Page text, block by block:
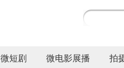
微短剧 微电影展播 拍